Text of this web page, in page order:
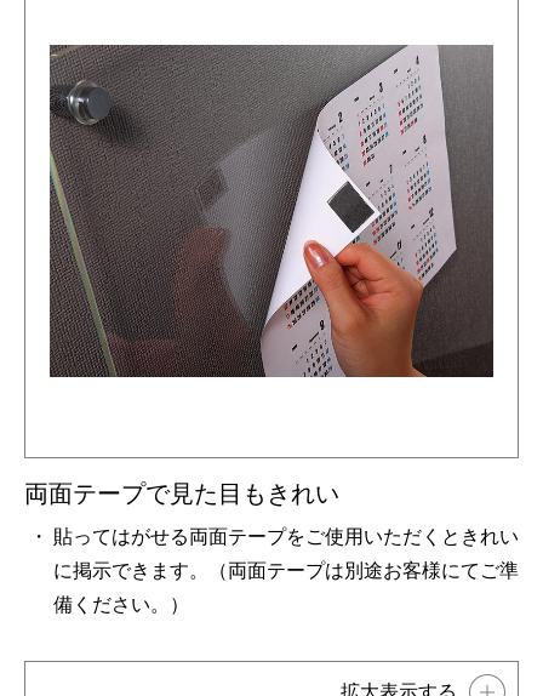
両面テープで見た目もきれい
貼ってはがせる両面テープをご使用いただくときれい
に掲示できます。（両面テープは別途お客様にてご準
備ください。）